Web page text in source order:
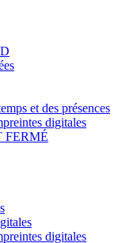
et des présences
digitales
FERMÉ
digitales